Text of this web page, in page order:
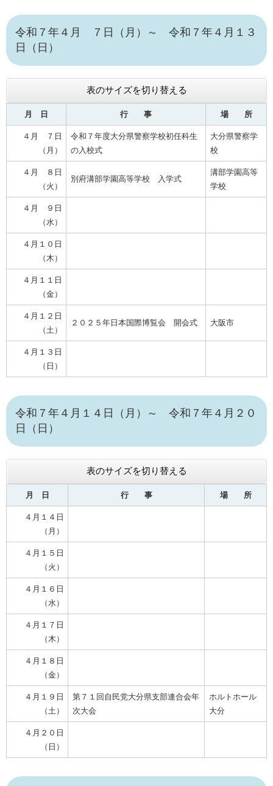
令和７年４月 ７日（月）～ 令和７年４月１３
日（日）
表のサイズを切り替える
月 日 行 事 場 所
４月 ７日
（月）
令和７年度大分県警察学校初任科生
の入校式
大分県警察学
校
４月 ８日
（火）
別府溝部学園高等学校 入学式
溝部学園高等
学校
４月 ９日
（水）
４月１０日
（木）
４月１１日
（金）
４月１２日
（土）
２０２５年日本国際博覧会 開会式 大阪市
４月１３日
（日）
令和７年４月１４日（月）～ 令和７年４月２０
日（日）
表のサイズを切り替える
月 日 行 事 場 所
４月１４日
（月）
４月１５日
（火）
４月１６日
（水）
４月１７日
（木）
４月１８日
（金）
４月１９日
（土）
第７１回自民党大分県支部連合会年
次大会
ホルトホール
大分
４月２０日
（日）